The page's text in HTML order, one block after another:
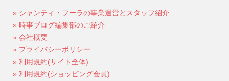
» シャンティ・フーラの事業運営とスタッフ紹介
» 時事ブログ編集部のご紹介
» 会社概要
» プライバシーポリシー
» 利用規約(サイト全体)
» 利用規約(ショッピング会員)